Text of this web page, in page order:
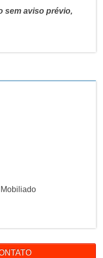
sem aviso prévio,